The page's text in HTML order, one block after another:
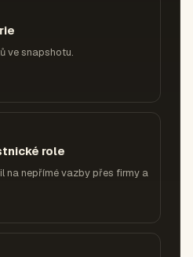
ve snapshotu.
role
na nepřímé vazby přes firmy a